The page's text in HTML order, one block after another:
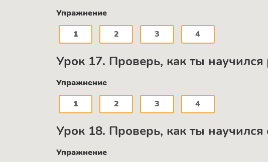
Упражнение
1
2 3 4
Урок 17. Проверь, как ты
Упражнение
1
2 3 4
Урок 18. Проверь, как ты
Упражнение